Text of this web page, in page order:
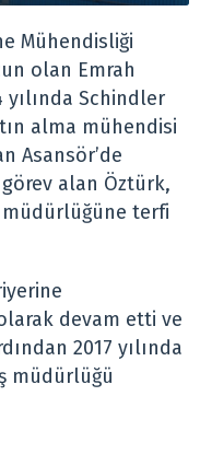
Mühendisliği
olan Emrah
yılında Schindler
alma mühendisi
Asansör’de
alan Öztürk,
müdürlüğüne terfi
devam etti ve
2017 yılında
müdürlüğü